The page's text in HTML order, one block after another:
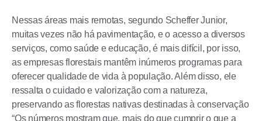
Nessas áreas mais remotas, segundo Scheffer Junior,
muitas vezes não há pavimentação, e o acesso a diversos
serviços, como saúde e educação, é mais difícil, por isso,
as empresas florestais mantêm inúmeros programas para
oferecer qualidade de vida à população. Além disso, ele
ressalta o cuidado e valorização com a natureza,
preservando as florestas nativas destinadas à conservação
“Os números mostram que, mais do que cumprir o que a